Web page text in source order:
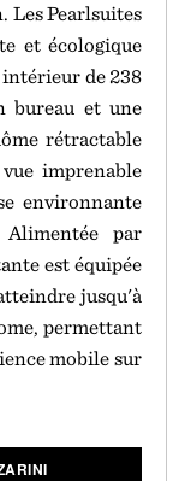
Les Pearlsuites
et écologique
de 238
bureau et une
rétractable
imprenable
environnante
par
est équipée
jusqu'à
permettant
mobile sur